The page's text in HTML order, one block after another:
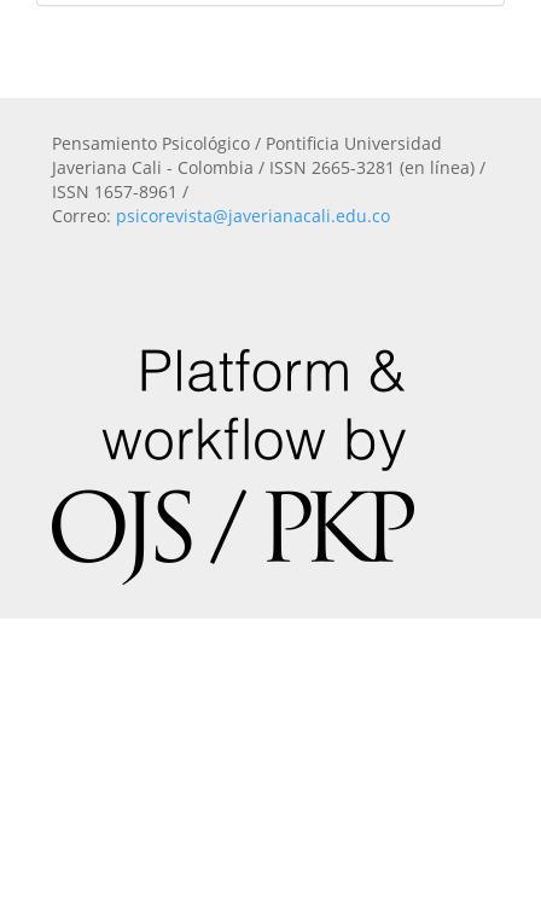
Pensamiento Psicológico / Pontificia Universidad
Javeriana Cali - Colombia / ISSN 2665-3281 (en línea) /
ISSN 1657-8961 /
Correo: psicorevista@javerianacali.edu.co